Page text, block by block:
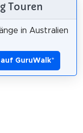
Touren
in Australien
GuruWalk*